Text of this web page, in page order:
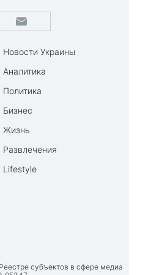
Новости Украины
Аналитика
Политика
Бизнес
Жизнь
Развлечения
Lifestyle
субъектов в сфере медиа